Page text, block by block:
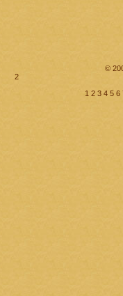
©
2
1 2 3 4 5 6